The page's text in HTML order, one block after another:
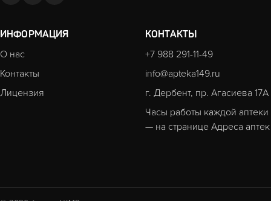
ИНФОРМАЦИЯ
О нас
Контакты
Лицензия
КОНТАКТЫ
+7 988 291-11-49
info@apteka149.ru
г. Дербент, пр. Агасиева 17А
Часы работы каждой аптеки
— на странице Адреса аптек